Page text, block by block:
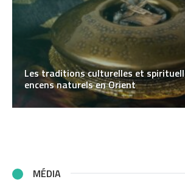
Les traditions culturelles et
encens naturels en Orient
MÉDIA